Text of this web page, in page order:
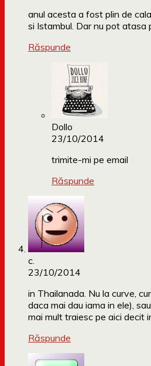
anul acesta a fost plin de
si Istambul. Dar nu pot atasa
Răspunde
Dollo
23/10/2014
trimite-mi pe email
Răspunde
c.
23/10/2014
in Thailanada. Nu la curve,
daca mai dau iama in ele),
mai mult traiesc pe aici decit
Răspunde